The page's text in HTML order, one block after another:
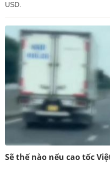
USD.
Sẽ thế nào nếu cao tốc